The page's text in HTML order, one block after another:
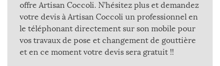
offre Artisan Coccoli. N’hésitez plus et demandez
votre devis à Artisan Coccoli un professionnel en
le téléphonant directement sur son mobile pour
vos travaux de pose et changement de gouttière
et en ce moment votre devis sera gratuit !!